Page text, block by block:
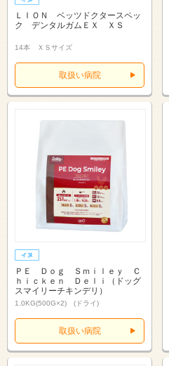
ＬＩＯＮ ベッツドクタースペッ
ク デンタルガムＥＸ ＸＳ
14本 ＸＳサイズ
取扱い病院
ＰＥ Ｄｏｇ Ｓｍｉｌｅｙ Ｃ
ｈｉｃｋｅｎ Ｄｅｌｉ（ドッグ
スマイリーチキンデリ）
1.0KG(500G×2) (ドライ)
取扱い病院